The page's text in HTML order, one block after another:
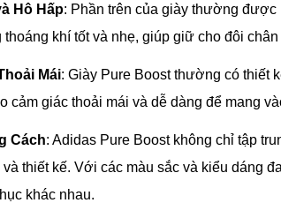
Hô Hấp: Phần trên của giày thường được
khí tốt và nhẹ, giúp giữ cho đôi
Mái: Giày Pure Boost thường có thiết
cảm giác thoải mái và dễ dàng để mang
Cách: Adidas Pure Boost không chỉ tập
thiết kế. Với các màu sắc và kiểu dáng
khác nhau.